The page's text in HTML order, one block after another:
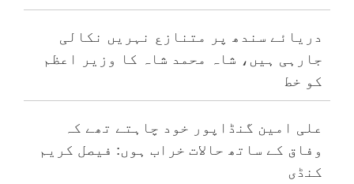
دریائے سندھ پر متنازع نہریں نکالی
جارہی ہیں، شاہ محمد شاہ کا وزیر اعظم
کو خط
علی امین گنڈاپور خود چاہتے تھے کہ
وفاق کے ساتھ حالات خراب ہوں: فیصل کریم
کنڈی